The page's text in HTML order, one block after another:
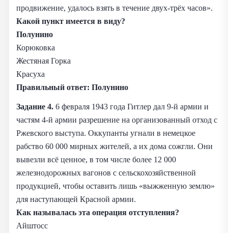
продвижение, удалось взять в течение двух-трёх часов».
Какой пункт имеется в виду?
Полунино
Корюковка
Жестяная Горка
Красуха
Правильный ответ: Полунино
Задание 4. 6 февраля 1943 года Гитлер дал 9-й армии и
частям 4-й армии разрешение на организованный отход с
Ржевского выступа. Оккупанты угнали в немецкое
рабство 60 000 мирных жителей, а их дома сожгли. Они
вывезли всё ценное, в том числе более 12 000
железнодорожных вагонов с сельскохозяйственной
продукцией, чтобы оставить лишь «выжженную землю»
для наступающей Красной армии.
Как называлась эта операция отступления?
Айштосс